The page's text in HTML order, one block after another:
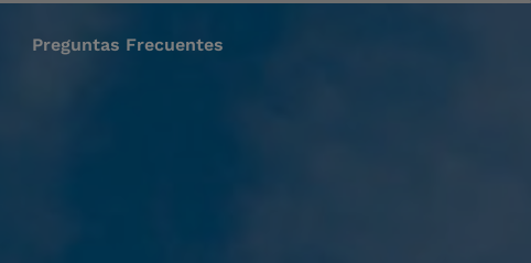
Preguntas Frecuentes